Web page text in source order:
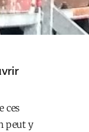
ces
peut y